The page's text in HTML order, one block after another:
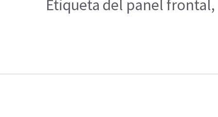
Etiqueta del panel frontal,